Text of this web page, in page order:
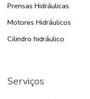
Prensas Hidráulicas
Motores Hidráulicos
Cilindro hidráulico
Serviços